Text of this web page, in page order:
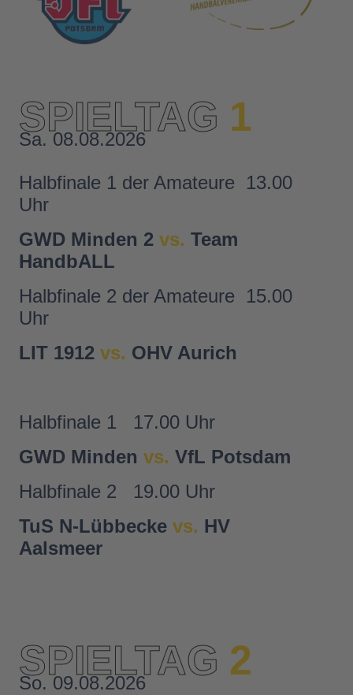
SPIELTAG 1
Sa. 08.08.2026
Halbfinale 1 der Amateure
13.00
Uhr
GWD Minden 2 vs. Team
HandbALL
Halbfinale 2 der Amateure
15.00
Uhr
LIT 1912 vs. OHV Aurich
Halbfinale 1
17.00 Uhr
GWD Minden vs. VfL Potsdam
Halbfinale 2
19.00 Uhr
TuS N-Lübbecke vs. HV
Aalsmeer
SPIELTAG 2
So. 09.08.2026